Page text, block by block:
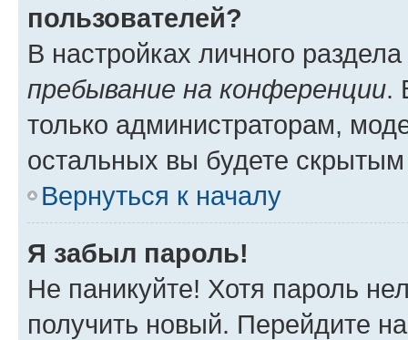
пользователей?
В настройках личного
пребывание на конференции.
только администраторам,
остальных вы будете
Вернуться к началу
Я забыл пароль!
Не паникуйте! Хотя пароль
получить новый. Перейдите